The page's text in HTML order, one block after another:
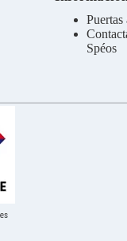
Puertas
Spéos